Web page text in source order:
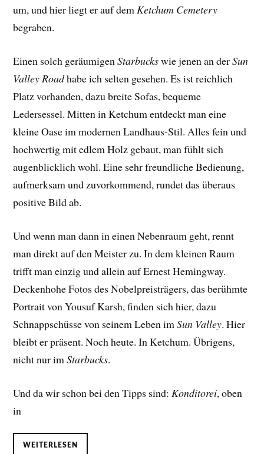
um, und hier liegt er auf demKetchum Cemetery
begraben.
Einen solch geräumigenStarbuckswie jenen an derSun
Valley Roadhabe ich selten gesehen. Es ist reichlich
Platz vorhanden, dazu breite Sofas, bequeme
Ledersessel. Mitten in Ketchum entdeckt man eine
kleine Oase im modernen Landhaus-Stil. Alles fein und
hochwertig mit edlem Holz gebaut, man fühlt sich
augenblicklich wohl. Eine sehr freundliche Bedienung,
aufmerksam und zuvorkommend, rundet das überaus
positive Bild ab.
Und wenn man dann in einen Nebenraum geht, rennt
man direkt auf den Meister zu. In dem kleinen Raum
trifft man einzig und allein auf Ernest Hemingway.
Deckenhohe Fotos des Nobelpreisträgers, das berühmte
Portrait von Yousuf Karsh, finden sich hier, dazu
Schnappschüsse von seinem Leben imSun Valley. Hier
bleibt er präsent. Noch heute. In Ketchum. Übrigens,
nicht nur imStarbucks.
Und da wir schon bei den Tipps sind: Konditorei, oben
in
WEITERLESEN